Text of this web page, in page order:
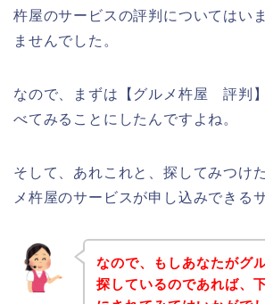
杵屋のサービスの評判についてはい
ませんでした。
なので、まずは【グルメ杵屋 評判
べてみることにしたんですよね。
そして、あれこれと、探してみつけ
メ杵屋のサービスが申し込みできる
なので、もしあなたがグ
探しているのであれば、